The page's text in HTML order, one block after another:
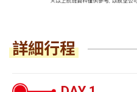
詳細行程